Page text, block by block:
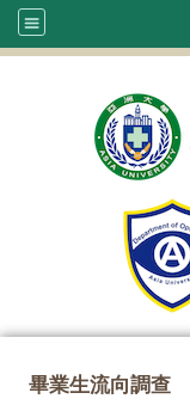
畢業生流向調查